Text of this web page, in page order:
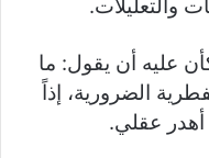
والتعليلات.
عليه أن يقول: ما
الضرورية، إذاً
أهدر عقلي.